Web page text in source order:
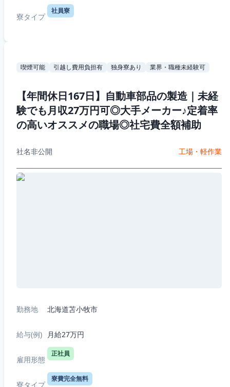
寮タイプ
社員寮
喫煙可能 引越し費用負担有 独身寮あり 業界・職種未経験可
【年間休日167日】自動車部品の製造｜未経
験でも月収27万円可◎大手メーカー♪定着率
の高いオススメの職場◎社宅費全額補助
社名非公開 工場・軽作業
勤務地 北海道苫小牧市
給与(例) 月給27万円
雇用形態
正社員
寮タイプ
寮費完全無料